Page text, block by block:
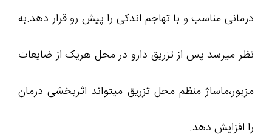
درمانی مناسب و با تهاجم اندکی را پیش رو قرار دهد.به
نظر میرسد پس از تزریق دارو در محل هریک از ضایعات
مزبور،ماساژ منظم محل تزریق میتواند اثربخشی درمان
را افزایش دهد.